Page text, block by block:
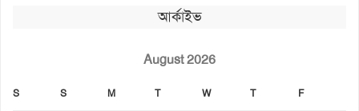
আর্কাইভ
August 2026
S S M T W T F